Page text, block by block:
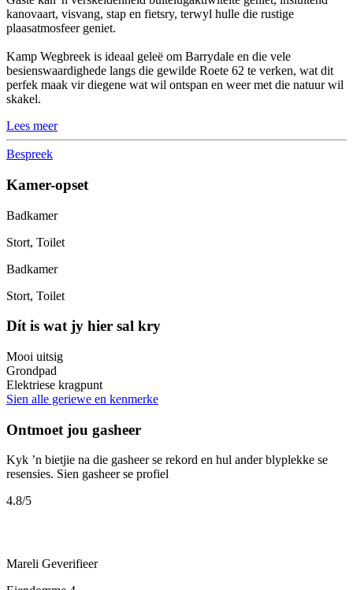
kanovaart, visvang, stap en fietsry, terwyl hulle die rustige
plaasatmosfeer geniet.
Kamp Wegbreek is ideaal geleë om Barrydale en die vele
besienswaardighede langs die gewilde Roete 62 te verken, wat dit
perfek maak vir diegene wat wil ontspan en weer met die natuur wil
skakel.
Lees meer
Bespreek
Kamer-opset
Badkamer
Stort, Toilet
Badkamer
Stort, Toilet
Dít is wat jy hier sal kry
Mooi uitsig
Grondpad
Elektriese kragpunt
Sien alle geriewe en kenmerke
Ontmoet jou gasheer
Kyk ’n bietjie na die gasheer se rekord en hul ander blyplekke se
resensies. Sien gasheer se profiel
4.8/5
Mareli Geverifieer